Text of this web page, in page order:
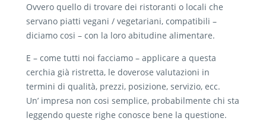
Ovvero quello di trovare dei ristoranti o locali che
servano piatti vegani / vegetariani, compatibili –
diciamo cosi – con la loro abitudine alimentare.
E – come tutti noi facciamo – applicare a questa
cerchia già ristretta, le doverose valutazioni in
termini di qualità, prezzi, posizione, servizio, ecc.
Un’ impresa non cosi semplice, probabilmente chi sta
leggendo queste righe conosce bene la questione.